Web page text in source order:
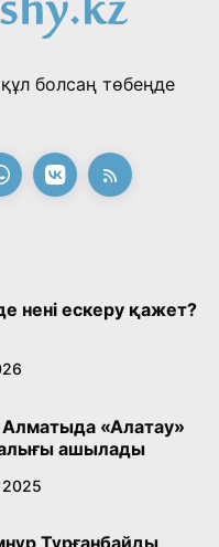
базары»
көмекшісі
болсаң төбеңде
нені ескеру қажет?
Алматыда «Алатау»
ашылады